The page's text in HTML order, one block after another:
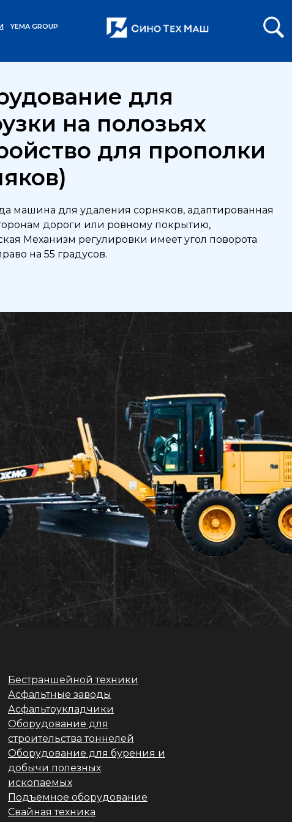
YEMA GROUP
для погрузки на полозьях (Устройство для прополки
для
на полозьях
для прополки
машина для удаления сорняков, адаптированная
дороги или ровному покрытию,
Механизм регулировки имеет угол поворота
на 55 градусов.
Бестраншейной техники
Асфальтные заводы
Асфальтоукладчики
Оборудование для
строительства тоннелей
Оборудование для бурения и
добычи полезных
ископаемых
Подъемное оборудование
Свайная техника